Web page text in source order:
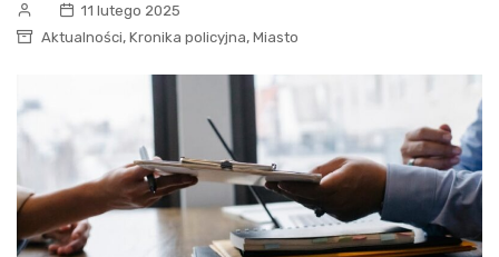
11 lutego 2025
Aktualności, Kronika policyjna, Miasto